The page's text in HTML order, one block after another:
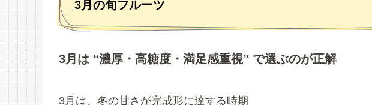
3月の旬フルーツ
3月は “濃厚・高糖度・満足感重視” で選ぶのが正解
3月は、冬の甘さが完成形に達する時期